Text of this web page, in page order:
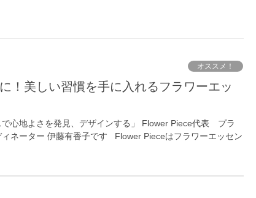
オススメ！
心地よさを発見、デザインする」 Flower Piece代表 プラ
ネーター 伊藤有香子です Flower Pieceはフラワーエッセン